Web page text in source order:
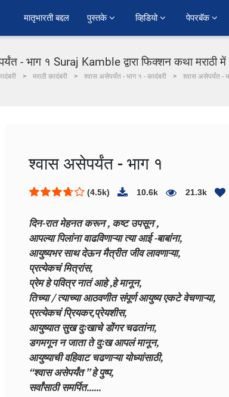
﻿मातृभारती बद्दल पुस्तके व्हिडियो पेपरबॅक
- भाग १ Suraj Kamble द्वारा फिक्शन कथा मराठी में
मराठी कादंबरी श्वास असेपर्यंत - भाग १ - कादंबरी श्वास असेपर्यंत -
श्वास असेपर्यंत - भाग १
(4.5k) 10.6k 21.3k
दिन-रात मेहनत करून ,कष्ट उपसून ,
आपल्या पिलांना वाढविणाऱ्या त्या आई -बाबांना,
आयुष्यभर साथ देऊन मैत्रीत जीव लावणाऱ्या,
प्रत्येकचं मित्रांस,
प्रेम हे पवित्र नातं आहे ,हे मानून,
तिच्या / त्याच्या आठवणीत संपूर्ण आयुष्य एकटे वेचणाऱ्या,
प्रत्येकचं प्रियकर,प्रेयशीस,
आयुष्यात सुख दुःखाचे डोंगर चढतांना,
डगमगून न जाता ते दुःख आपलं मानून,
आयुष्याची वहिवाट चढणाऱ्या योध्यांसाठी,
“श्वास असेपर्यंत ” हे पुष्प,
सर्वांसाठी समर्पित......